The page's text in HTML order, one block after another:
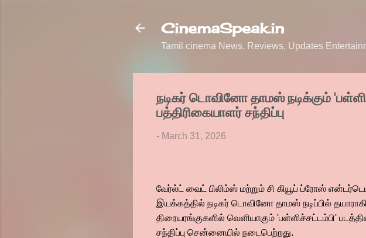
CinemaSpeak.in
Tamil cinema News, Reviews, Updates
நடிகர் டொவினோ தாமஸ் நடிக்கும்
பத்திரிகையாளர் சந்திப்பு
- March 31, 2026
வேர்ல்ட் வைட் பிலிம்ஸ் மற்றும் சி கியூப் ப்ரோஸ்
இயக்கத்தில் நடிகர் டொவினோ தாமஸ் நடிப்பில்
திரையரங்குகளில் வெளியாகும் 'பள்ளிச்சட்டம்பி'
சந்திப்பு சென்னையில் நடைபெற்றது.